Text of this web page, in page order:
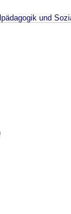
und